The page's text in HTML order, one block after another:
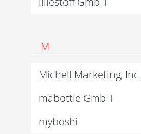
M
Michell Marketing, Inc.
mabottie GmbH
myboshi